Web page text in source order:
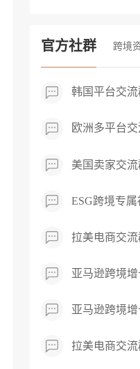
取机会，卖家成
缺产品，拓展了
官方社群 跨境
韩国平台交流
欧洲多平台
美国卖家交流
ESG跨境专
拉美电商交流
亚马逊跨境
亚马逊跨境
拉美电商交流